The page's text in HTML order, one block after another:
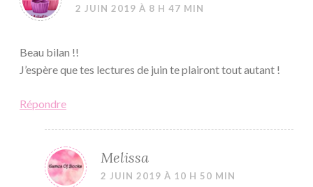
2 JUIN 2019 À 8 H 47 MIN
Beau bilan !!
J’espère que tes lectures de juin te plairont tout autant !
Répondre
Melissa
2 JUIN 2019 À 10 H 50 MIN